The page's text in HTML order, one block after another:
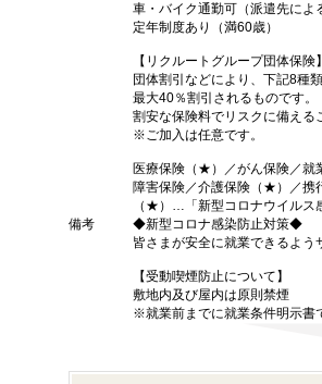
車・バイク通勤可（派遣先によ
定年制度あり（満60歳）
【リクルートグループ団体保険】
団体割引などにより、下記8種
最大40％割引されるものです。
割安な保険料でリスクに備える
※ご加入は任意です。
医療保険（★）／がん保険／
障害保険／介護保険（★）／携
（★）…「新型コロナウイルス
備考
◆新型コロナ感染防止対策◆
皆さまが安全に就業できるよう
【受動喫煙防止について】
敷地内及び屋内は原則禁煙
※就業前までに就業条件明示書